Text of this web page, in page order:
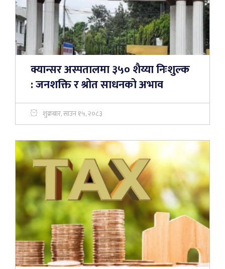
क्यान्सर अस्पतालमा ३५० शैय्या निःशुल्क
: जनशक्ति र श्रोत साधनको अभाव
शुक्रबार, साउन १५, २०८३